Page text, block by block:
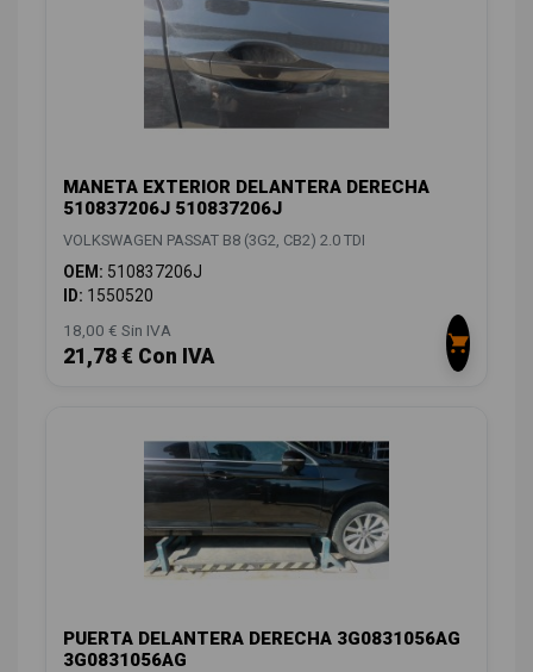
MANETA EXTERIOR DELANTERA DERECHA
510837206J 510837206J
VOLKSWAGEN PASSAT B8 (3G2, CB2) 2.0 TDI
OEM: 510837206J
ID: 1550520
18,00 € Sin IVA
21,78 € Con IVA
PUERTA DELANTERA DERECHA 3G0831056AG
3G0831056AG